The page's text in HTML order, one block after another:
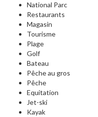
National Parc
Restaurants
Magasin
Tourisme
Plage
Golf
Bateau
Pêche au gros
Pêche
Equitation
Jet-ski
Kayak